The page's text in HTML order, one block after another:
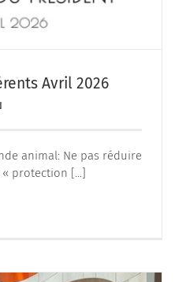
Avril 2026
animal: Ne pas réduire
protection [...]